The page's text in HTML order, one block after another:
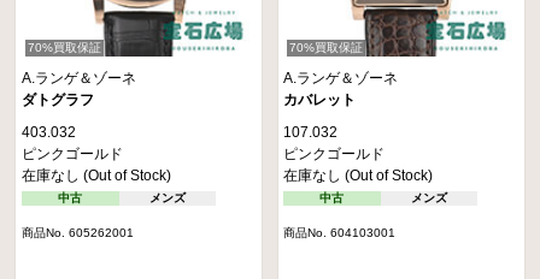
70%買取保証
A.ランゲ＆ゾーネ
ダトグラフ
403.032
ピンクゴールド
在庫なし (Out of Stock)
中古 メンズ
商品No. 605262001
70%買取保証
A.ランゲ＆ゾーネ
カバレット
107.032
ピンクゴールド
在庫なし (Out of Stock)
中古 メンズ
商品No. 604103001